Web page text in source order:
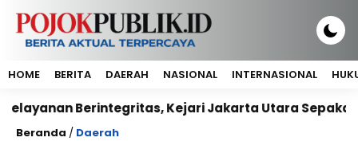
HOME BERITA DAERAH NASIONAL INTERNASIONAL
Berintegritas, Kejari Jakarta Utara Sepakati Kerja
Beranda / Daerah